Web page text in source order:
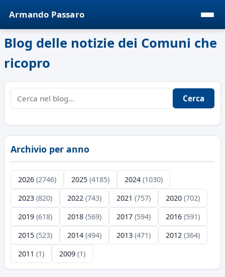
Armando Passaro
Blog delle notizie dei Comuni che
ricopro
Cerca
Archivio per anno
2026 (2746) 2025 (4185) 2024 (1030)
2023 (820) 2022 (743) 2021 (757) 2020 (702)
2019 (618) 2018 (569) 2017 (594) 2016 (591)
2015 (523) 2014 (494) 2013 (471) 2012 (364)
2011 (1) 2009 (1)